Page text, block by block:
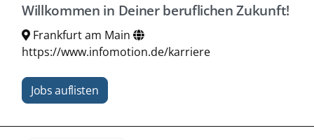
Willkommen in Deiner beruflichen Zukunft!
Frankfurt am Main
https://www.infomotion.de/karriere
Jobs auflisten